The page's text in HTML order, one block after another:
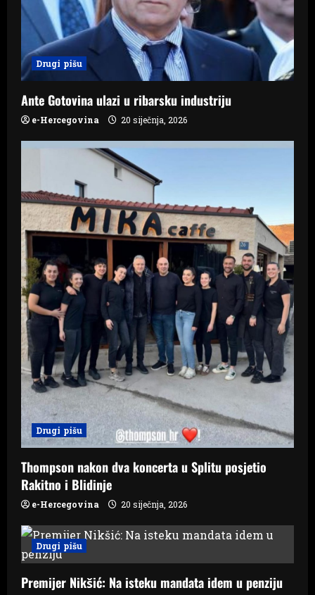
t
i
o
n
Drugi pišu
Ante Gotovina ulazi u ribarsku industriju
e-Hercegovina 20 siječnja, 2026
Drugi pišu
Thompson nakon dva koncerta u Splitu posjetio
Rakitno i Blidinje
e-Hercegovina 20 siječnja, 2026
Drugi pišu
Premijer Nikšić: Na isteku mandata idem u penziju